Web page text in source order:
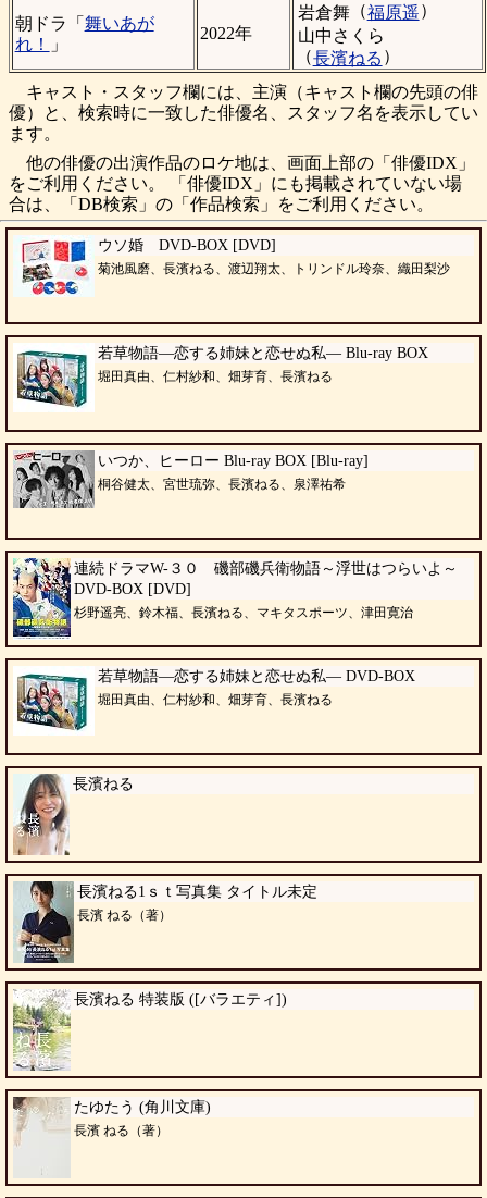
朝ドラ「 舞いあが
れ！
」
2022年
岩倉舞（福原遥）
山中さくら
（長濱ねる ）
キャスト・スタッフ欄には、主演（キャスト欄の先頭の俳
優）と、検索時に一致した俳優名、スタッフ名を表示してい
ます。
他の俳優の出演作品のロケ地は、画面上部の「俳優IDX」
をご利用ください。 「俳優IDX」にも掲載されていない場
合は、「DB検索」の「作品検索」をご利用ください。
ウソ婚 DVD-BOX [DVD]
菊池風磨、長濱ねる、渡辺翔太、トリンドル玲奈、織田梨沙
若草物語―恋する姉妹と恋せぬ私― Blu-ray BOX
堀田真由、仁村紗和、畑芽育、長濱ねる
いつか、ヒーロー Blu-ray BOX [Blu-ray]
桐谷健太、宮世琉弥、長濱ねる、泉澤祐希
連続ドラマW-３０ 磯部磯兵衛物語～浮世はつらいよ～
DVD-BOX [DVD]
杉野遥亮、鈴木福、長濱ねる、マキタスポーツ、津田寛治
若草物語―恋する姉妹と恋せぬ私― DVD-BOX
堀田真由、仁村紗和、畑芽育、長濱ねる
長濱ねる
長濱ねる1ｓｔ写真集 タイトル未定
長濱 ねる（著）
長濱ねる 特装版 ([バラエティ])
たゆたう (角川文庫)
長濱 ねる（著）